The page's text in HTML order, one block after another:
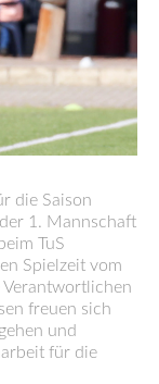
die Saison
1. Mannschaft
TuS
Spielzeit vom
freuen sich
und
für die